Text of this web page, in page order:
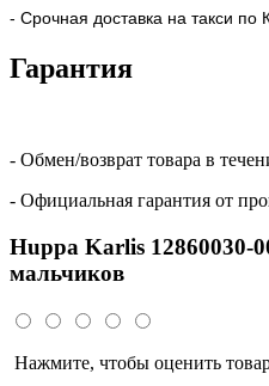
- Срочная доставка на такси по
Гарантия
- Обмен/возврат товара в
- Официальная гарантия от
Huppa Karlis 12860030-
мальчиков
Нажмите, чтобы оценить